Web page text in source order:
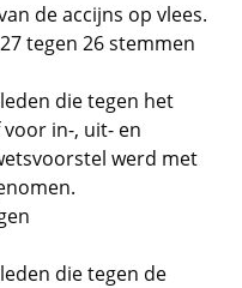
de accijns op vlees.
tegen 26 stemmen
die tegen het
in-, uit- en
werd met
die tegen de